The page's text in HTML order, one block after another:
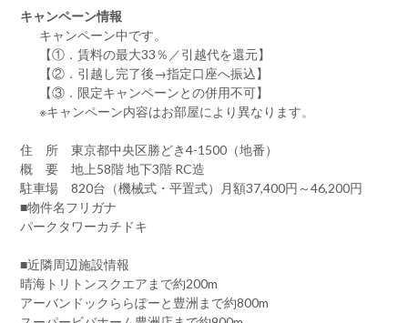
キャンペーン情報
キャンペーン中です。
【①．賃料の最大33％／引越代を還元】
【②．引越し完了後→指定口座へ振込】
【③．限定キャンペーンとの併用不可】
※キャンペーン内容はお部屋により異なります。
住 所 東京都中央区勝どき4-1500（地番）
概 要 地上58階 地下3階 RC造
駐車場 820台（機械式・平置式）月額37,400円～46,200円
■物件名フリガナ
パークタワーカチドキ
■近隣周辺施設情報
晴海トリトンスクエアまで約200m
アーバンドックららぽーと豊洲まで約800m